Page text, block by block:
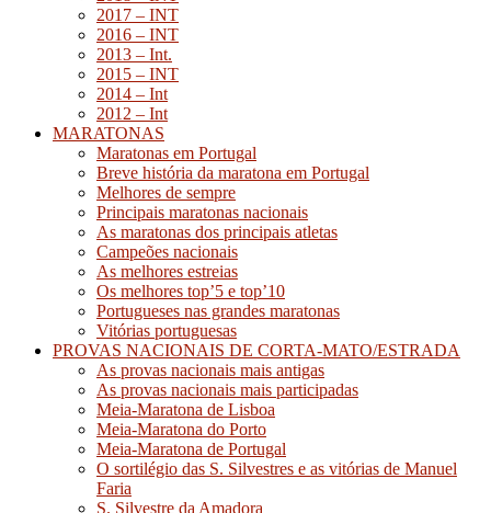
2017 – INT
2016 – INT
2013 – Int.
2015 – INT
2014 – Int
2012 – Int
MARATONAS
Maratonas em Portugal
Breve história da maratona em Portugal
Melhores de sempre
Principais maratonas nacionais
As maratonas dos principais atletas
Campeões nacionais
As melhores estreias
Os melhores top’5 e top’10
Portugueses nas grandes maratonas
Vitórias portuguesas
PROVAS NACIONAIS DE CORTA-MATO/ESTRADA
As provas nacionais mais antigas
As provas nacionais mais participadas
Meia-Maratona de Lisboa
Meia-Maratona do Porto
Meia-Maratona de Portugal
O sortilégio das S. Silvestres e as vitórias de Manuel
Faria
S. Silvestre da Amadora